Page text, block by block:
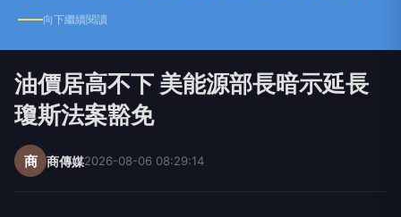
向下繼續閱讀
油價居高不下 美能源部長暗示延長
瓊斯法案豁免
商 商傳媒2026-08-06 08:29:14